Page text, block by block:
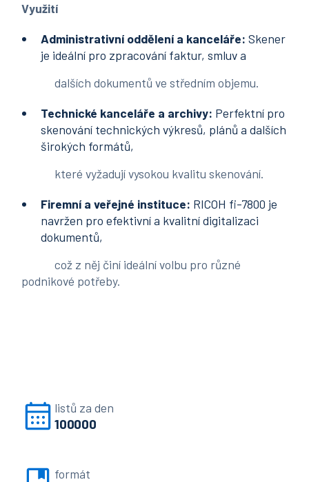
listů za den
100000
formát
Využití
Administrativní oddělení a kanceláře:Skener
je ideální pro zpracování faktur, smluv a
dalších dokumentů ve středním objemu.
Technické kanceláře a archivy: Perfektní pro
skenování technických výkresů, plánů a dalších
širokých formátů,
které vyžadují vysokou kvalitu skenování.
Firemní a veřejné instituce: RICOH fi-7800 je
navržen pro efektivní a kvalitní digitalizaci
dokumentů,
což z něj činí ideální volbu pro různé
podnikové potřeby.